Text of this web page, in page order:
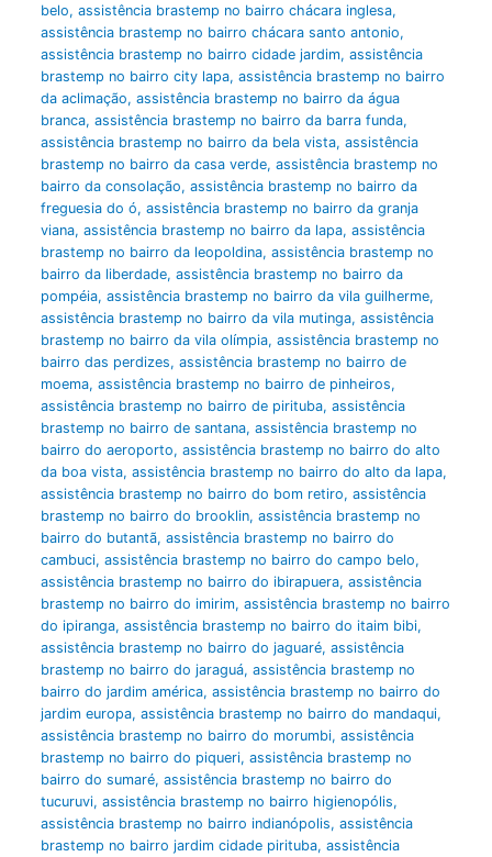
belo, assistência brastemp no bairro chácara inglesa,
assistência brastemp no bairro chácara santo antonio,
assistência brastemp no bairro cidade jardim, assistência
brastemp no bairro city lapa, assistência brastemp no bairro
da aclimação, assistência brastemp no bairro da água
branca, assistência brastemp no bairro da barra funda,
assistência brastemp no bairro da bela vista, assistência
brastemp no bairro da casa verde, assistência brastemp no
bairro da consolação, assistência brastemp no bairro da
freguesia do ó, assistência brastemp no bairro da granja
viana, assistência brastemp no bairro da lapa, assistência
brastemp no bairro da leopoldina, assistência brastemp no
bairro da liberdade, assistência brastemp no bairro da
pompéia, assistência brastemp no bairro da vila guilherme,
assistência brastemp no bairro da vila mutinga, assistência
brastemp no bairro da vila olímpia, assistência brastemp no
bairro das perdizes, assistência brastemp no bairro de
moema, assistência brastemp no bairro de pinheiros,
assistência brastemp no bairro de pirituba, assistência
brastemp no bairro de santana, assistência brastemp no
bairro do aeroporto, assistência brastemp no bairro do alto
da boa vista, assistência brastemp no bairro do alto da lapa,
assistência brastemp no bairro do bom retiro, assistência
brastemp no bairro do brooklin, assistência brastemp no
bairro do butantã, assistência brastemp no bairro do
cambuci, assistência brastemp no bairro do campo belo,
assistência brastemp no bairro do ibirapuera, assistência
brastemp no bairro do imirim, assistência brastemp no bairro
do ipiranga, assistência brastemp no bairro do itaim bibi,
assistência brastemp no bairro do jaguaré, assistência
brastemp no bairro do jaraguá, assistência brastemp no
bairro do jardim américa, assistência brastemp no bairro do
jardim europa, assistência brastemp no bairro do mandaqui,
assistência brastemp no bairro do morumbi, assistência
brastemp no bairro do piqueri, assistência brastemp no
bairro do sumaré, assistência brastemp no bairro do
tucuruvi, assistência brastemp no bairro higienopólis,
assistência brastemp no bairro indianópolis, assistência
brastemp no bairro jardim cidade pirituba, assistência